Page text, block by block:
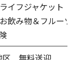
イフジャケット
飲み物＆フルーツ
区 無料送迎